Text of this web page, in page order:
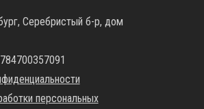
Серебристый б-р, дом
персональных